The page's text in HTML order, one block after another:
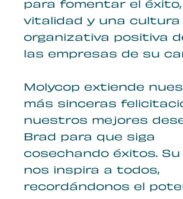
para fomentar el éxito,
vitalidad y una cultura
organizativa positiva
las empresas de su
Molycop extiende
más sinceras
nuestros mejores
Brad para que siga
cosechando éxitos. Su
nos inspira a todos,
recordándonos el